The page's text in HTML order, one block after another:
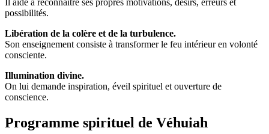
Il aide à reconnaître ses propres motivations, désirs, erreurs et
possibilités.
Libération de la colère et de la turbulence.
Son enseignement consiste à transformer le feu intérieur en volonté
consciente.
Illumination divine.
On lui demande inspiration, éveil spirituel et ouverture de
conscience.
Programme spirituel de Véhuiah